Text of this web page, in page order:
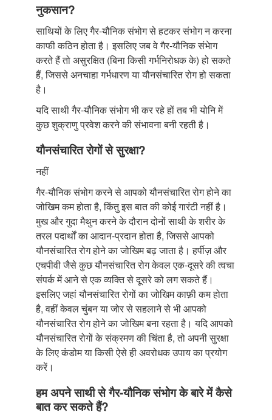
नुकसान?
साथियों के लिए गैर-यौनिक संभोग से हटकर संभोग न करना
काफी कठिन होता है। इसलिए जब वे गैर-यौनिक संभेाग
करते हैं तो असुरक्षित (बिना किसी गर्भनिरोधक के) हो सकते
हैं, जिससे अनचाहा गर्भधारण या यौनसंचारित रोग हो सकता
है।
यदि साथी गैर-यौनिक संभोग भी कर रहे हों तब भी योनि में
कुछ शुक्राणु प्रवेश करने की संभावना बनी रहती है।
यौनसंचारित रोगों से सुरक्षा?
नहीं
गैर-यौनिक संभोग करने से आपको यौनसंचारित रोग होने का
जोखिम कम होता है, किंतु इस बात की कोई गारंटी नहीं है।
मुख और गुदा मैथुन करने के दौरान दोनों साथी के शरीर के
तरल पदार्थों का आदान-प्रदान होता है, जिससे आपको
यौनसंचारित रोग होने का जोखिम बढ़ जाता है। हर्पीज़ और
एचपीवी जैसे कुछ यौनसंचारित रोग केवल एक-दूसरे की त्वचा
संपर्क में आने से एक व्यक्ति से दूसरे को लग सकते हैं।
इसलिए जहां यौनसंचारित रोगों का जोखिम काफ़ी कम होता
है, वहीं केवल चुंबन या जोर से सहलाने से भी आपको
यौनसंचारित रोग होने का जोखिम बना रहता है। यदि आपको
यौनसंचारित रोगों के संक्रमण की चिंता है, तो अपनी सुरक्षा
के लिए कंडोम या किसी ऐसे ही अवरोधक उपाय का प्रयोग
करें।
हम अपने साथी से गैर-यौनिक संभोग के बारे में कैसे
बात कर सकते हैं?